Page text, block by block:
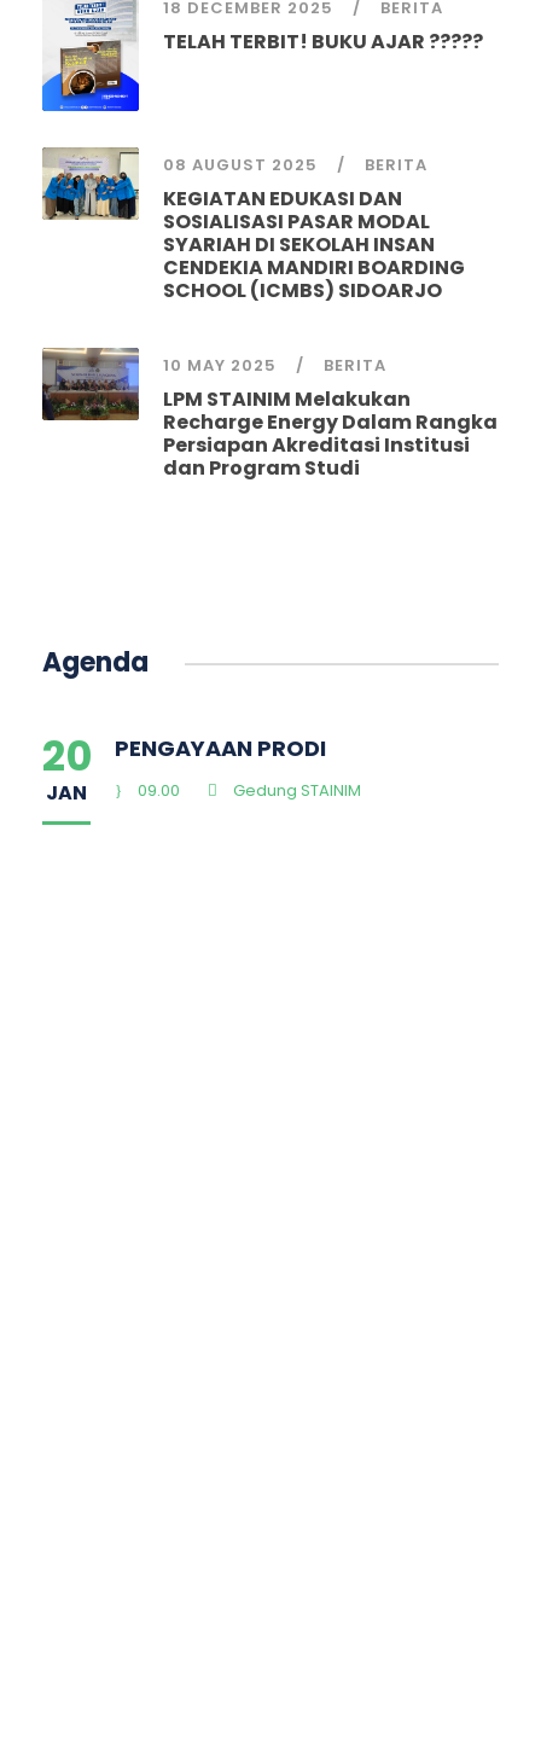
18 DECEMBER 2025 BERITA
TELAH TERBIT! BUKU AJAR ?????
08 AUGUST 2025 BERITA
KEGIATAN EDUKASI DAN
SOSIALISASI PASAR MODAL
SYARIAH DI SEKOLAH INSAN
CENDEKIA MANDIRI BOARDING
SCHOOL (ICMBS) SIDOARJO
10 MAY 2025 BERITA
LPM STAINIM Melakukan
Recharge Energy Dalam Rangka
Persiapan Akreditasi Institusi
dan Program Studi
Agenda
20
JAN
PENGAYAAN PRODI
09.00 Gedung STAINIM